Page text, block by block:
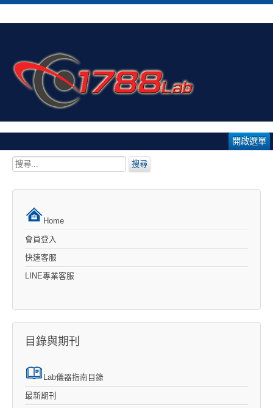
開啟選單
搜
搜尋
Home
會員登入
快速客服
LINE專業客服
目錄與期刊
Lab儀器指南目錄
最新期刊